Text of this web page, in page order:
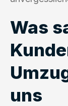
Was
uns